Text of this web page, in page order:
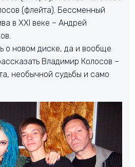
(флейта). Бессменный
в XXI веке – Андрей
о новом диске, да и вообще
Владимир Колосов –
необычной судьбы и само